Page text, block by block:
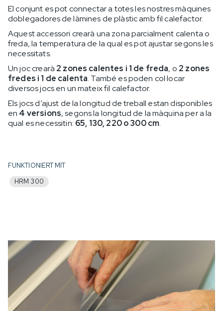
El conjunt es pot connectar a totes les nostres màquines
doblegadores de làmines de plàstic amb fil calefactor.
Aquest accessori crearà una zona parcialment calenta o
freda, la temperatura de la qual es pot ajustar segons les
necessitats.
Un joc crearà 2 zones calentes i 1 de freda, o 2 zones
fredes i 1 de calenta. També es poden col·locar
diversos jocs en un mateix fil calefactor.
Els jocs d’ajust de la longitud de treball estan disponibles
en 4 versions, segons la longitud de la màquina per a la
qual es necessitin: 65, 130, 220 o 300 cm.
FUNKTIONIERT MIT
HRM 300